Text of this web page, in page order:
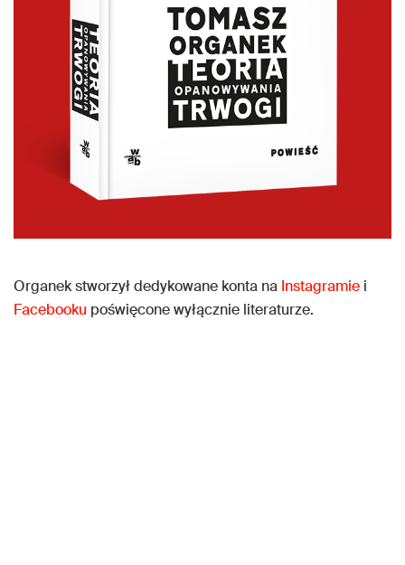
Organek stworzył dedykowane konta na Instagramie i
Facebooku poświęcone wyłącznie literaturze.